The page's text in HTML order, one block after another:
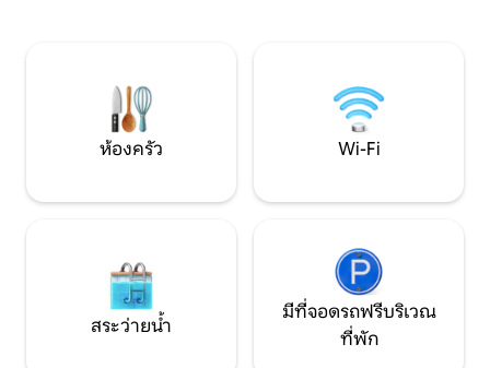
หลักมีเตียงขนาด 180 x 200 ซม./71 x 79 นิ้ว
(ขนาดคิงไซส์) และห้องน้ำส่วนตัว • ห้อง
นอนที่ 2 ยังมีเตียงขนาด 180 x 200 ซม./71
x 79 นิ้ว (ขนาดคิงไซส์) และใช้ห้องน้ำร่วมกับ
เลื่อน (90 x 200 ซม.) สามารถดึงออกเพื่อ
คนหรือ 2 คนที่สะดวกใจที่จะใช้พื้นที่ใกล้ชิด
ร่วมกัน นอกจากนี้ยังมีทางเลือกในการรวม
เตียงขนาด 180 x 200 ซม. (ขนาดคิงไซส์) ซึ่ง
เหมาะสำหรับคู่รัก
ลาเวรา 20 นาที
ห้องครัว Wi-Fi
สระว่ายน้ำ
มีที่จอดรถฟรีบริเวณ
ที่พัก